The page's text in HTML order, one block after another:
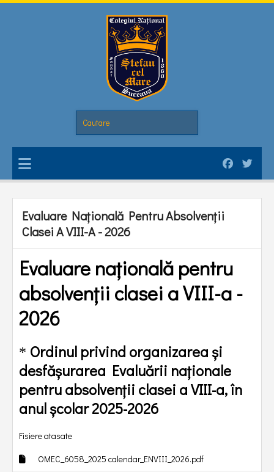
Evaluare Națională Pentru Absolvenții
Clasei A VIII-A - 2026
Evaluare națională pentru
absolvenții clasei a VIII-a -
2026
* Ordinul privind organizarea și
desfășurarea Evaluării naționale
pentru absolvenții clasei a VIII-a, în
anul școlar 2025-2026
Fisiere atasate
OMEC_6058_2025 calendar_ENVIII_2026.pdf